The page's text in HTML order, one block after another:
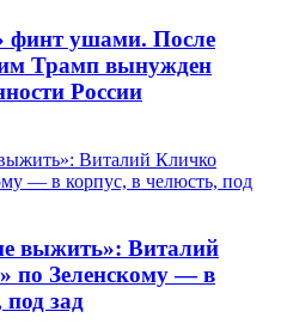
финт ушами. После
Трамп вынужден
России
выжить»: Виталий
по Зеленскому — в
под зад